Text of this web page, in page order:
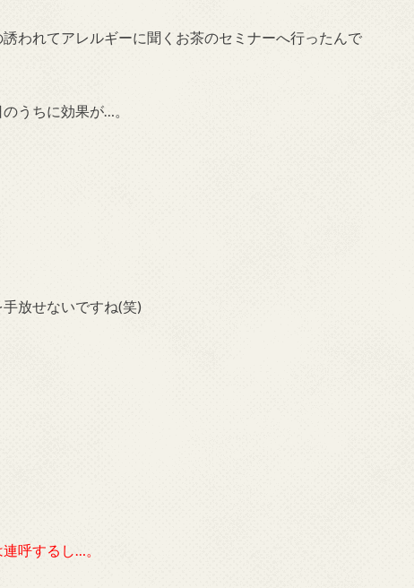
われてアレルギーに聞くお茶のセミナーへ行ったんで
うちに効果が…。
放せないですね(笑)
呼するし…。